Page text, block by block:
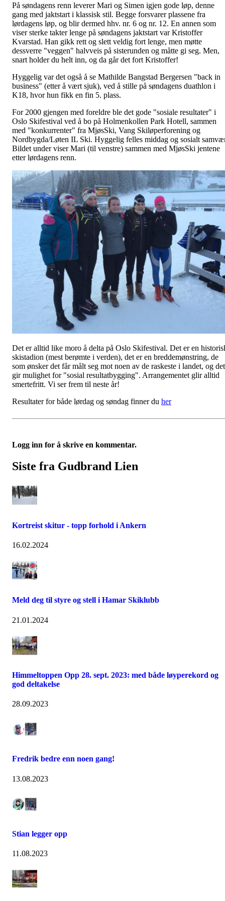
På søndagens renn leverer Mari og Simen igjen gode løp, denne
gang med jaktstart i klassisk stil. Begge forsvarer plassene fra
lørdagens løp, og blir dermed hhv. nr. 6 og nr. 12. En annen som
viser sterke takter lenge på søndagens jaktstart var Kristoffer
Kvarstad. Han gikk rett og slett veldig fort lenge, men møtte
dessverre "veggen" halvveis på sisterunden og måtte gi seg. Men,
snart holder du helt inn, og da går det fort Kristoffer!
Hyggelig var det også å se Mathilde Bangstad Bergersen "back in
business" (etter å vært sjuk), ved å stille på søndagens duathlon i
K18, hvor hun fikk en fin 5. plass.
For 2000 gjengen med foreldre ble det gode "sosiale resultater" i
Oslo Skifestival ved å bo på Holmenkollen Park Hotell, sammen
med "konkurrenter" fra MjøsSki, Vang Skiløperforening og
Nordbygda/Løten IL Ski. Hyggelig felles middag og sosialt
Bildet under viser Mari (til venstre) sammen med MjøsSki jentene
etter lørdagens renn.
Det er alltid like moro å delta på Oslo Skifestival. Det er en
skistadion (mest berømte i verden), det er en breddemønstring, de
som ønsker det får målt seg mot noen av de raskeste i landet, og det
gir mulighet for "sosial resultatbygging". Arrangementet glir alltid
smertefritt. Vi ser frem til neste år!
Resultater for både lørdag og søndag finner du her
Logg inn for å skrive en kommentar.
Siste fra Gudbrand Lien
Kortreist skitur - topp forhold i Ankern
16.02.2024
Meld deg til styre og stell i Hamar Skiklubb
21.01.2024
Himmeltoppen Opp 28. sept. 2023: med både løyperekord og
god deltakelse
28.09.2023
Fredrik bedre enn noen gang!
13.08.2023
Stian legger opp
11.08.2023